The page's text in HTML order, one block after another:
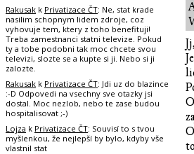
Rakusak k Privatizace ČT: Ne, stat krade
nasilim schopnym lidem zdroje, coz
vyhovuje tem, ktery z toho benefituji!
Treba zamestnanci statni televize. Pokud
ty a tobe podobni tak moc chcete svou
televizi, slozte se a kupte si ji. Nebo si ji
zalozte.
Rakusak k Privatizace ČT: Jdi uz do blazince
:-D Odpovedi na vsechny sve otazky jsi
dostal. Moc nezlob, nebo te zase budou
hospitalisovat ;-)
Lojza k Privatizace ČT: Souvisí to s tvou
myšlenkou, že nejlepší by bylo, kdyby vše
vlastnil stat